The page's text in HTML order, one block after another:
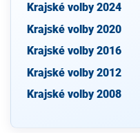
Krajské volby 2024
Krajské volby 2020
Krajské volby 2016
Krajské volby 2012
Krajské volby 2008